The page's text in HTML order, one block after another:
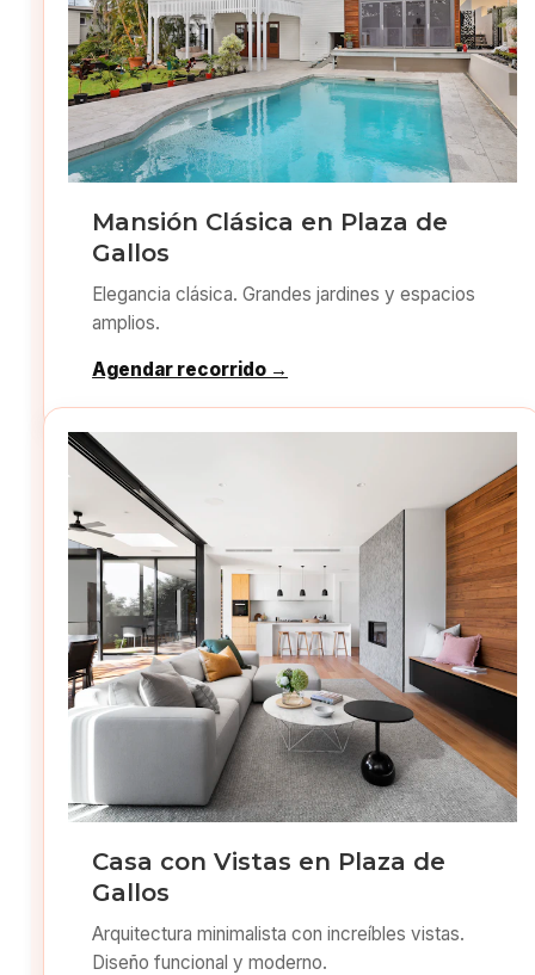
Mansión Clásica en Plaza de
Gallos
Elegancia clásica. Grandes jardines y espacios
amplios.
Agendar recorrido →
Casa con Vistas en Plaza de
Gallos
Arquitectura minimalista con increíbles vistas.
Diseño funcional y moderno.